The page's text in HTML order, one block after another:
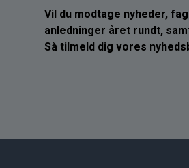
Vil du modtage nyheder,
anledninger året rundt,
Så tilmeld dig vores